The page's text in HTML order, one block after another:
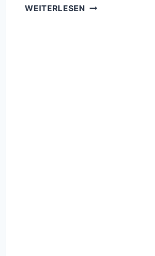
WEITERLESEN FILMKRITIK: